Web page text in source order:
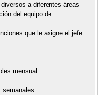
a diferentes áreas
del equipo de
que le asigne el jefe
mensual.
semanales.